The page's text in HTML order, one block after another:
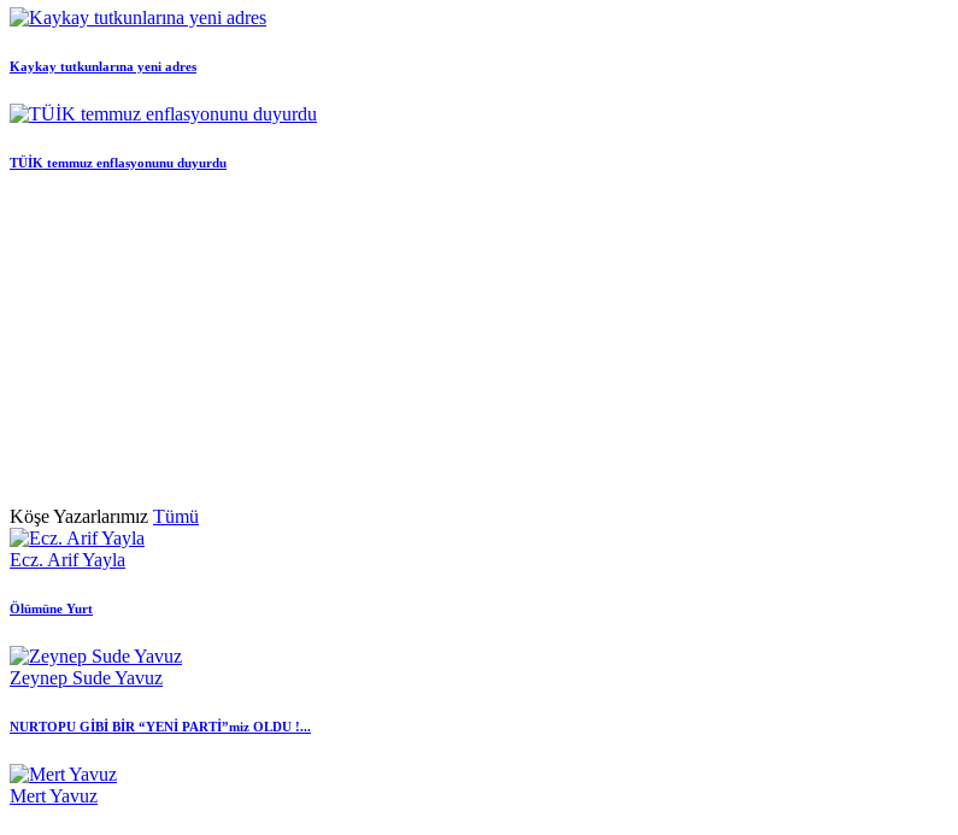
Kaykay tutkunlarına yeni adres
TÜİK temmuz enflasyonunu duyurdu
Köşe Yazarlarımız Tümü
Ecz. Arif Yayla
Ölümüne Yurt
Zeynep Sude Yavuz
NURTOPU GİBİ BİR “YENİ PARTİ”miz OLDU !...
Mert Yavuz